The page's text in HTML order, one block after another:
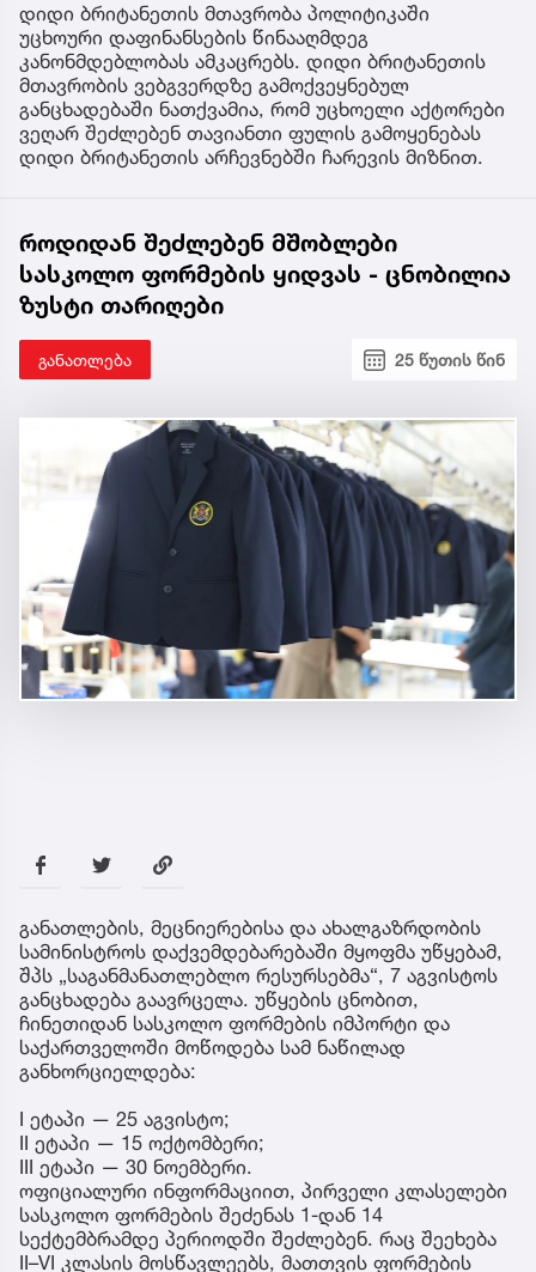
დიდი ბრიტანეთის მთავრობა პოლიტიკაში
უცხოური დაფინანსების წინააღმდეგ
კანონმდებლობას ამკაცრებს. დიდი ბრიტანეთის
მთავრობის ვებგვერდზე გამოქვეყნებულ
განცხადებაში ნათქვამია, რომ უცხოელი აქტორები
ვეღარ შეძლებენ თავიანთი ფულის გამოყენებას
დიდი ბრიტანეთის არჩევნებში ჩარევის მიზნით.
როდიდან შეძლებენ მშობლები
სასკოლო ფორმების ყიდვას - ცნობილია
ზუსტი თარიღები
განათლება 25 წუთის წინ
განათლების, მეცნიერებისა და ახალგაზრდობის
სამინისტროს დაქვემდებარებაში მყოფმა უწყებამ,
შპს „საგანმანათლებლო რესურსებმა“, 7 აგვისტოს
განცხადება გაავრცელა. უწყების ცნობით,
ჩინეთიდან სასკოლო ფორმების იმპორტი და
საქართველოში მოწოდება სამ ნაწილად
განხორციელდება:
I ეტაპი — 25 აგვისტო;
II ეტაპი — 15 ოქტომბერი;
III ეტაპი — 30 ნოემბერი.
ოფიციალური ინფორმაციით, პირველი კლასელები
სასკოლო ფორმების შეძენას 1-დან 14
სექტემბრამდე პერიოდში შეძლებენ. რაც შეეხება
II–VI კლასის მოსწავლეებს, მათთვის ფორმების